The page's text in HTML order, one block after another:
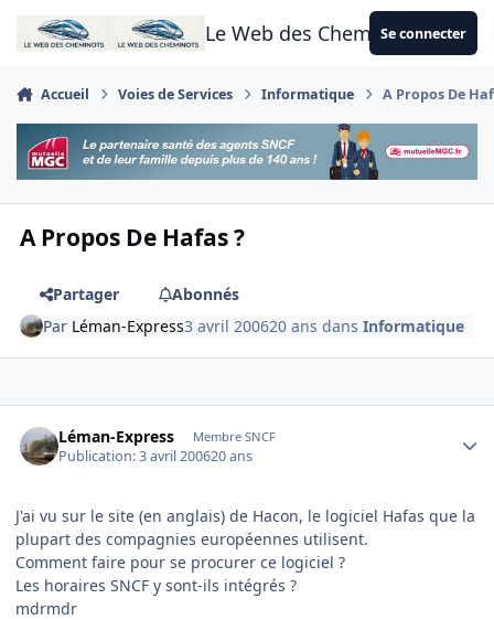
Aller au contenu
Le Web des CheminotsSe connecter
Accueil Voies de Services Informatique A Propos De
A Propos De Hafas ?
Partager
Abonnés
Par Léman-Express3 avril 200620 ans dansInformatique
Léman-Express Membre SNCF
Publication:3 avril 200620 ans
J'ai vu sur le site (en anglais) de Hacon, le logiciel Hafas que la
plupart des compagnies européennes utilisent.
Comment faire pour se procurer ce logiciel ?
Les horaires SNCF y sont-ils intégrés ?
mdrmdr